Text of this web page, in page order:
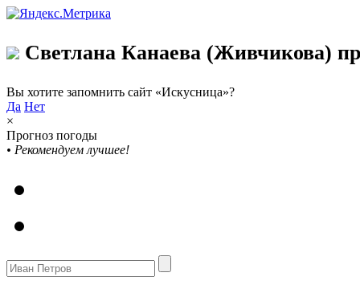
Светлана Канаева (Живчикова)
Вы хотите запомнить сайт «Искусница»?
Да Нет
×
Прогноз погоды
• Рекомендуем лучшее!